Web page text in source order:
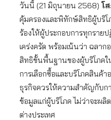
วันนี้ (21 มิถุนายน 2568) โ
คุ้มครองและพิทักษ์สิทธิผู้บริโ
ร้องให้ผู้ประกอบการทุกราย
เคร่งครัด พร้อมเน้นว่า ฉลาก
สิทธิขั้นพื้นฐานของผู้บริโภคใ
การเลือกซื้อและบริโภคสินค้
ธุรกิจควรให้ความสำคัญกับก
ข้อมูลแก่ผู้บริโภค ไม่ว่าจะผลิ
ต่างประเทศ